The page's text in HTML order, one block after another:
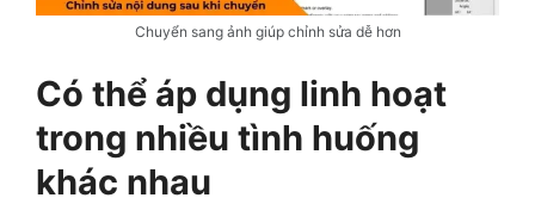
Chuyển sang ảnh giúp chỉnh sửa dễ hơn
Có thể áp dụng linh hoạt
trong nhiều tình huống
khác nhau